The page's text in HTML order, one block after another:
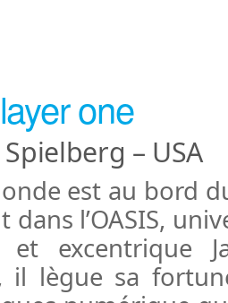
one
– USA
est au bord
dans l’OASIS,
excentrique
il lègue sa